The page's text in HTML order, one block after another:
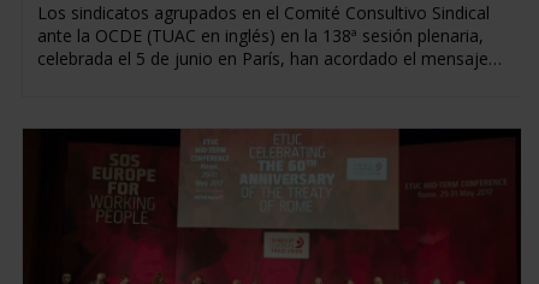
Los sindicatos agrupados en el Comité Consultivo Sindical
ante la OCDE (TUAC en inglés) en la 138ª sesión plenaria,
celebrada el 5 de junio en París, han acordado el mensaje…